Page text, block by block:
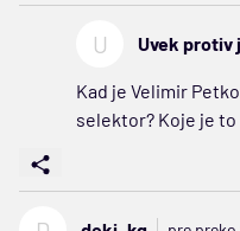
U Uvek protiv
Kad je Velimir
selektor? Koje je